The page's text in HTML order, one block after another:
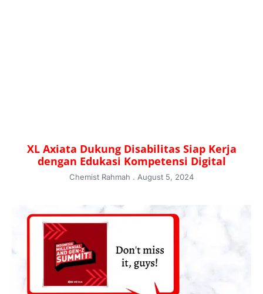
XL Axiata Dukung Disabilitas Siap Kerja
dengan Edukasi Kompetensi Digital
Chemist Rahmah August 5, 2024